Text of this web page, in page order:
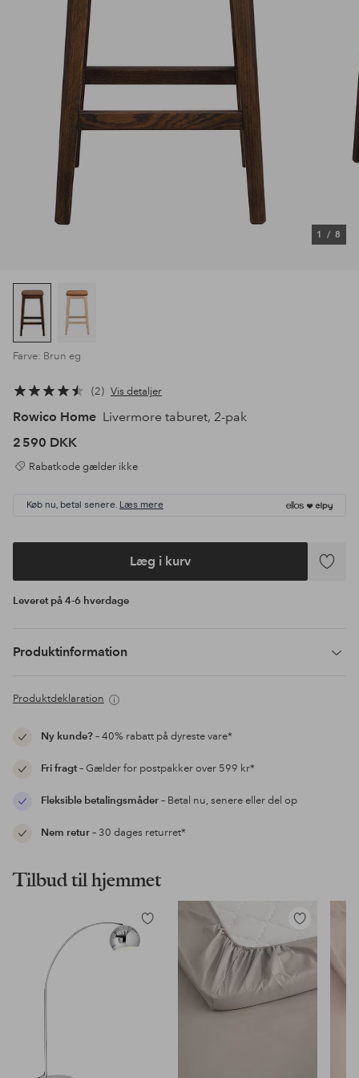
1 / 8
Farve: Brun eg
2 Vis detaljer
Rowico Home Livermore taburet, 2-pak
2 590 DKK
Rabatkode gælder ikke
Køb nu, betal senere. Læs mere
Læg i kurv
Tilføj
Leveret på 4-6 hverdage
Produktinformation
Produktdeklaration
Ny kunde?– 40% rabatt på dyreste vare*
Fri fragt– Gælder for postpakker over 599 kr*
Fleksible betalingsmåder– Betal nu, senere eller del op
Nem retur– 30 dages returret*
Tilbud til hjemmet
Tilføj
til
Tilføj
til
favoritter